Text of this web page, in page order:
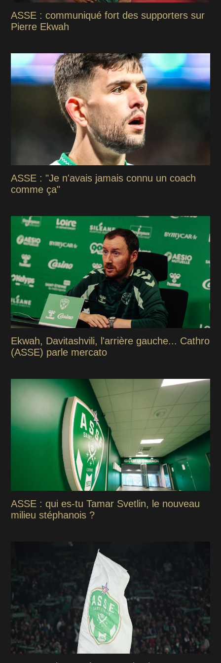
ASSE : communiqué fort des supporters sur
Pierre Ekwah
ASSE : "Je n'avais jamais connu un coach
comme ça"
Ekwah, Davitashvili, l'arrière gauche... Cathro
(ASSE) parle mercato
ASSE : qui es-tu Tamar Svetlin, le nouveau
milieu stéphanois ?